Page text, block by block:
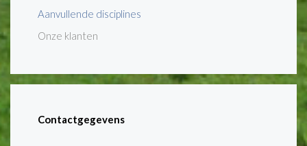
Aanvullende disciplines
Onze klanten
Contactgegevens